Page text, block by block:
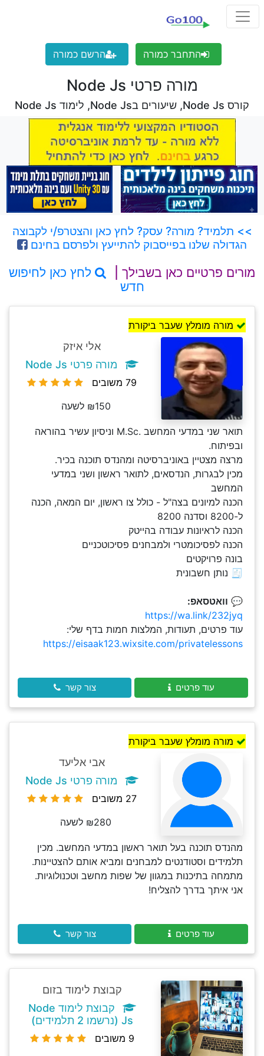
התחבר כמורה הרשם כמורה
מורה פרטי Node Js
קורס Node Js, שיעורים בNode Js, לימוד Node Js
>> תלמיד? מורה? עסק? לחץ כאן והצטרפ/י לקבוצה
הגדולה שלנו בפייסבוק להתייעץ ולפרסם בחינם
מורים פרטיים כאן בשבילך |
לחץ כאן לחיפוש
חדש
מורה מומלץ שעבר ביקורת
אלי איזק
מורה פרטי Node Js
79 משובים
₪150 לשעה
תואר שני במדעי המחשב .M.Sc וניסיון עשיר בהוראה
ובפיתוח.
מרצה מצטיין באוניברסיטה ומהנדס תוכנה בכיר.
מכין לבגרות, הנדסאים, לתואר ראשון ושני במדעי
המחשב
הכנה למיונים בצה"ל - כולל צו ראשון, יום המאה, הכנה
ל-8200 וסדנה 8200
הכנה לראיונות עבודה בהייטק
הכנה לפסיכומטרי ולמבחנים פסיכוטכניים
בונה פרויקטים
🧾 נותן חשבונית
💬 וואטסאפ:
https://wa.link/232jyq
עוד פרטים, תעודות, המלצות חמות בדף שלי:
https://eisaak123.wixsite.com/privatelessons
עוד פרטים צור קשר
מורה מומלץ שעבר ביקורת
אבי אליעד
מורה פרטי Node Js
27 משובים
₪280 לשעה
מהנדס תוכנה בעל תואר ראשון במדעי המחשב. מכין
תלמידים וסטודנטים למבחנים ומביא אותם להצטיינות.
מתמחה בתיכנות במגוון של שפות מחשב וטכנולוגיות.
אני איתך בדרך להצליח!
עוד פרטים צור קשר
קבוצת לימוד בזום
קבוצת לימוד Node
Js (נרשמו 2 תלמידים)
9 משובים